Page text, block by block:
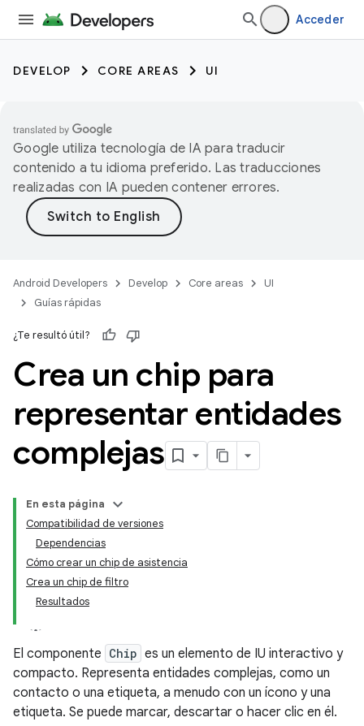
Acceder
DEVELOP CORE AREAS UI
Google utiliza tecnología de IA para traducir
contenido a tu idioma preferido. Las traducciones
realizadas con IA pueden contener errores.
Android Developers Develop Core areas
UI
Guías rápidas
¿Te resultó útil?
Crea un chip para
representar entidades
complejas
En esta página
Compatibilidad de versiones
Dependencias
Cómo crear un chip de asistencia
Crea un chip de filtro
Resultados
El componente Chip es un elemento de IU interactivo y
compacto. Representa entidades complejas, como un
contacto o una etiqueta, a menudo con un ícono y una
etiqueta. Se puede marcar, descartar o hacer clic en él.